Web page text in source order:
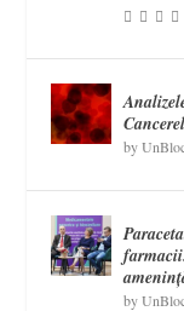
by
by